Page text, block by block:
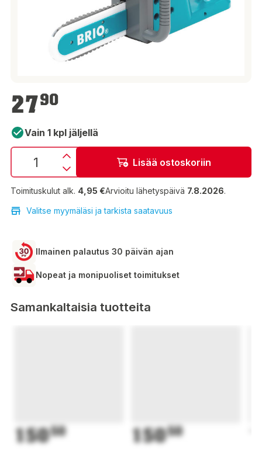
2790
Vain 1 kpl jäljellä
Lisää ostoskoriin
Toimituskulut alk. 4,95 €Arvioitu lähetyspäivä 7.8.2026.
Valitse myymäläsi ja tarkista saatavuus
Ilmainen palautus 30 päivän ajan
Nopeat ja monipuoliset toimitukset
Samankaltaisia tuotteita
15050 15050